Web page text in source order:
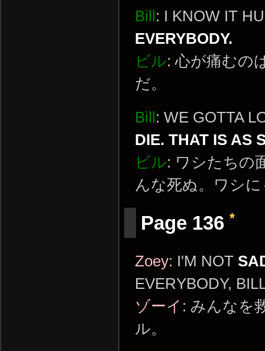
Bill : I KNOW IT
EVERYBODY.
ビル: 心が痛むの
だ。
Bill : WE GOTTA
DIE. THAT IS AS
ビル: ワシたちの
んな死ぬ。ワシ
Page 136 *
Zoey: I'M NOT
EVERYBODY,
ゾーイ : みんなを
ル。